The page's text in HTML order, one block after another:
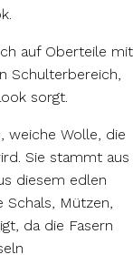
auf Oberteile mit
Schulterbereich,
sorgt.
weiche Wolle, die
Sie stammt aus
diesem edlen
Mützen,
da die Fasern